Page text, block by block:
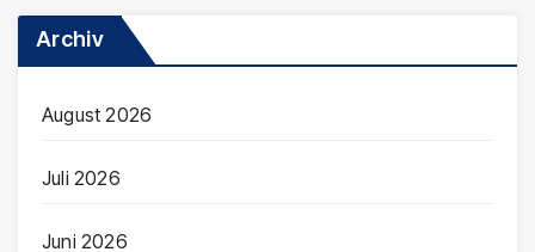
Archiv
August 2026
Juli 2026
Juni 2026